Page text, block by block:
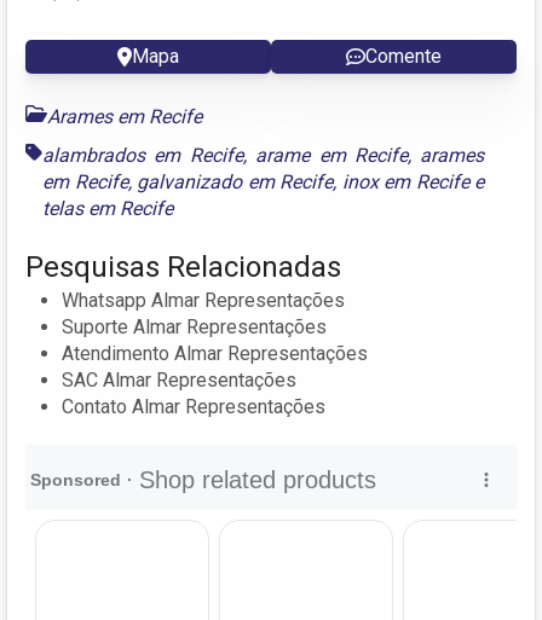
Mapa Comente
Arames em Recife
alambrados em Recife, arame em Recife, arames
em Recife, galvanizado em Recife, inox em Recifee
telas em Recife
Pesquisas Relacionadas
Whatsapp Almar Representações
Suporte Almar Representações
Atendimento Almar Representações
SAC Almar Representações
Contato Almar Representações